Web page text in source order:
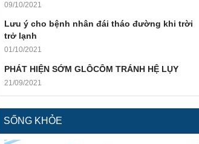
09/10/2021
Lưu ý cho bệnh nhân đái tháo đường khi trời
trở lạnh
01/10/2021
PHÁT HIỆN SỚM GLÔCÔM TRÁNH HỆ LỤY
21/09/2021
SỐNG KHỎE